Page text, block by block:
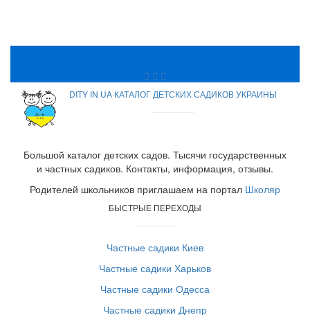
DITY IN UA КАТАЛОГ ДЕТСКИХ САДИКОВ УКРАИНЫ
Большой каталог детских садов. Тысячи государственных
и частных садиков. Контакты, информация, отзывы.
Родителей школьников приглашаем на портал Школяр
БЫСТРЫЕ ПЕРЕХОДЫ
Частные садики Киев
Частные садики Харьков
Частные садики Одесса
Частные садики Днепр